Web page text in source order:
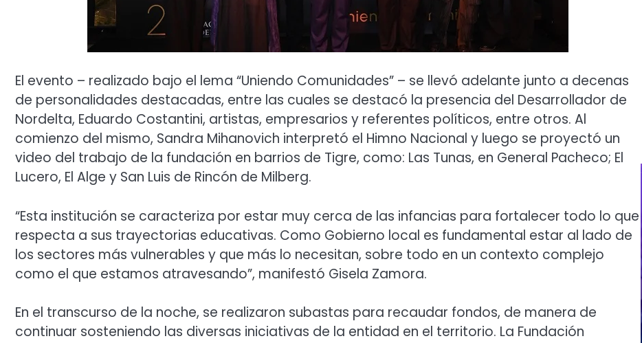
El evento – realizado bajo el lema “Uniendo Comunidades” – se llevó adelante junto a decenas
de personalidades destacadas, entre las cuales se destacó la presencia del Desarrollador de
Nordelta, Eduardo Costantini, artistas, empresarios y referentes políticos, entre otros. Al
comienzo del mismo, Sandra Mihanovich interpretó el Himno Nacional y luego se proyectó un
video del trabajo de la fundación en barrios de Tigre, como: Las Tunas, en General Pacheco; El
Lucero, El Alge y San Luis de Rincón de Milberg.
“Esta institución se caracteriza por estar muy cerca de las infancias para fortalecer todo lo que
respecta a sus trayectorias educativas. Como Gobierno local es fundamental estar al lado de
los sectores más vulnerables y que más lo necesitan, sobre todo en un contexto complejo
como el que estamos atravesando”, manifestó Gisela Zamora.
En el transcurso de la noche, se realizaron subastas para recaudar fondos, de manera de
continuar sosteniendo las diversas iniciativas de la entidad en el territorio. La Fundación